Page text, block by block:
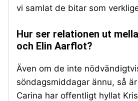
vi samlat de bitar som
Hur ser relationen ut
och Elin Aarflot?
Även om de inte
söndagsmiddagar ännu, så
Carina har offentligt hyllat